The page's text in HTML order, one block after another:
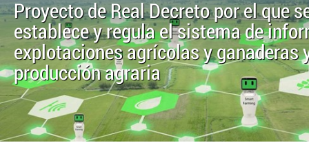
Proyecto de Real Decreto por el que
establece y regula el sistema de
explotaciones agrícolas y ganaderas
producción agraria